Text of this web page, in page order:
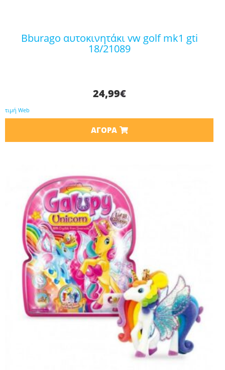
bburago αυτοκινητάκι vw golf mk1 gti
18/21089
24,99€
τιμή Web
ΑΓΟΡΆ